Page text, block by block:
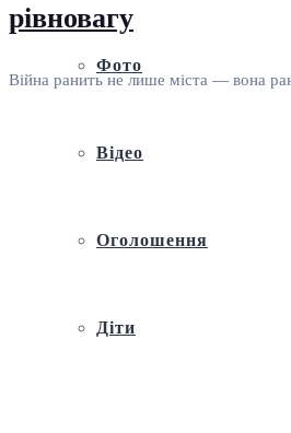
Фото
Відео
Оголошення
Діти
рівновагу
Війна ранить не лише міста — вона